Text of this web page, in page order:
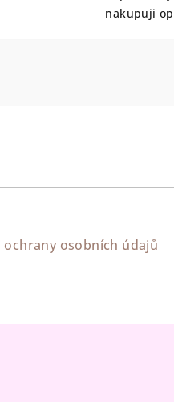
nakupuji
osobních údajů